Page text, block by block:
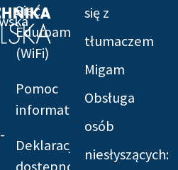
Sieć
Eduroam
(WiFi)
Pomoc
informatyczna
Deklaracja
dostępności
się z
tłumaczem
Migam
Obsługa
osób
niesłyszących: